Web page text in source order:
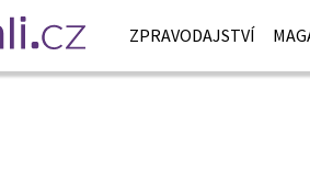
ZPRAVODAJSTVÍ